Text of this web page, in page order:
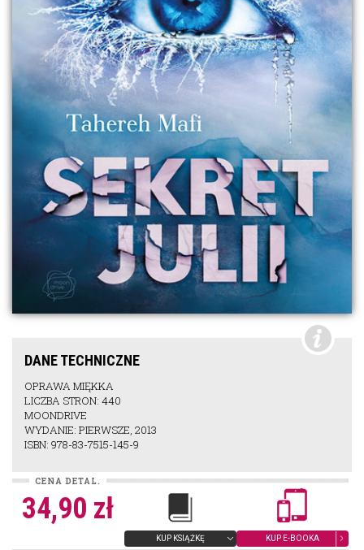
DANE TECHNICZNE
OPRAWA MIĘKKA
LICZBA STRON: 440
MOONDRIVE
WYDANIE: PIERWSZE, 2013
ISBN: 978-83-7515-145-9
CENA DETAL.
34,90 zł
KUP KSIĄŻKĘ KUP E-BOOKA